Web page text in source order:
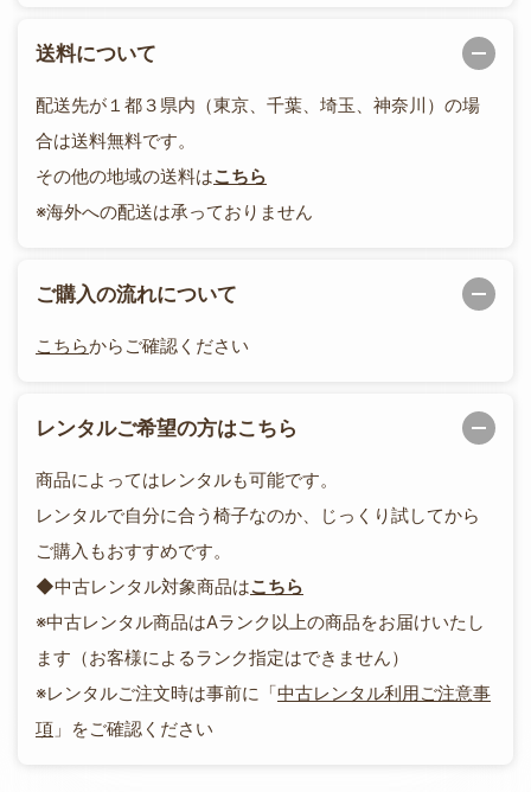
送料について
配送先が１都３県内（東京、千葉、埼玉、神奈川）の場
合は送料無料です。
その他の地域の送料はこちら
※海外への配送は承っておりません
ご購入の流れについて
こちらからご確認ください
レンタルご希望の方はこちら
商品によってはレンタルも可能です。
レンタルで自分に合う椅子なのか、じっくり試してから
ご購入もおすすめです。
◆中古レンタル対象商品はこちら
※中古レンタル商品はAランク以上の商品をお届けいたし
ます（お客様によるランク指定はできません）
※レンタルご注文時は事前に「中古レンタル利用ご注意事
項 」をご確認ください